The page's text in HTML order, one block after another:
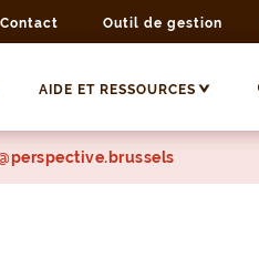
Contact Outil de gestion
AIDE ET RESSOURCES